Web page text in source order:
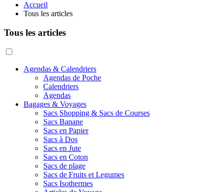
Accueil
Tous les articles
Tous les articles
Agendas & Calendriers
Agendas de Poche
Calendriers
Agendas
Bagages & Voyages
Sacs Shopping & Sacs de Courses
Sacs Banane
Sacs en Papier
Sacs à Dos
Sacs en Jute
Sacs en Coton
Sacs de plage
Sacs de Fruits et Legumes
Sacs Isothermes